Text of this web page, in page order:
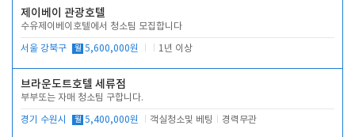
제이베이 관광호텔
수유제이베이호텔에서 청소팀 모집합니다
서울 강북구 월 5,600,000원 1년 이상
브라운도트호텔 세류점
부부또는 자매 청소팀 구합니다.
경기 수원시 월 5,400,000원 객실청소및 베팅 경력무관